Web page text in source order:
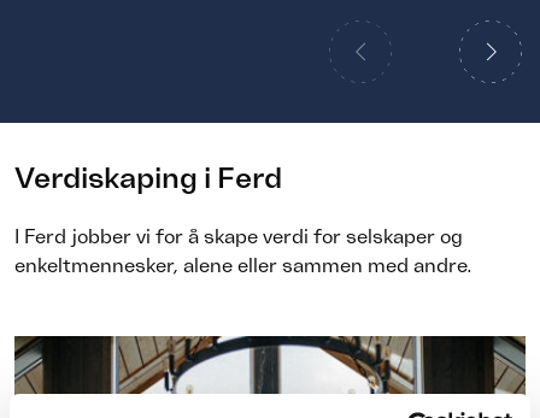
Verdiskaping i Ferd
I Ferd jobber vi for å skape verdi for selskaper og
enkeltmennesker, alene eller sammen med andre.